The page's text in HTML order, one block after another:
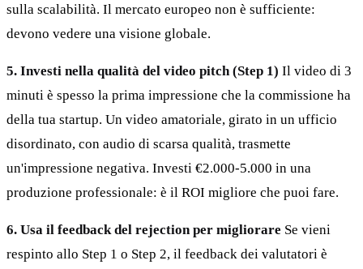
sulla scalabilità. Il mercato europeo non è sufficiente:
devono vedere una visione globale.
5. Investi nella qualità del video pitch (Step 1) Il video di 3
minuti è spesso la prima impressione che la commissione ha
della tua startup. Un video amatoriale, girato in un ufficio
disordinato, con audio di scarsa qualità, trasmette
un'impressione negativa. Investi €2.000-5.000 in una
produzione professionale: è il ROI migliore che puoi fare.
6. Usa il feedback del rejection per migliorare Se vieni
respinto allo Step 1 o Step 2, il feedback dei valutatori è